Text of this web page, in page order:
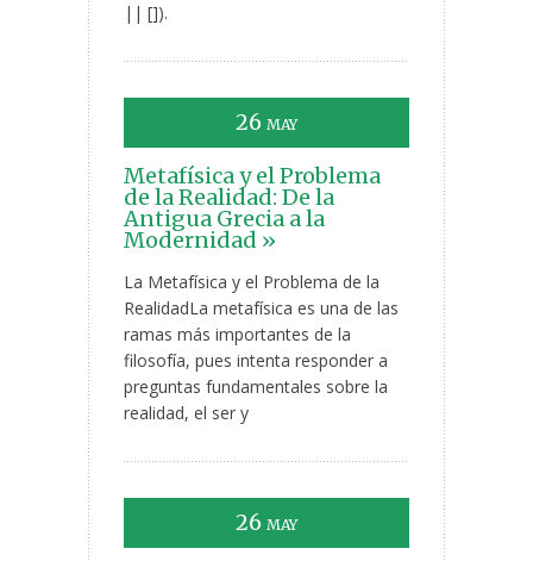
|| []).
26 MAY
Metafísica y el Problema
de la Realidad: De la
Antigua Grecia a la
Modernidad »
La Metafísica y el Problema de la
RealidadLa metafísica es una de las
ramas más importantes de la
filosofía, pues intenta responder a
preguntas fundamentales sobre la
realidad, el ser y
26 MAY